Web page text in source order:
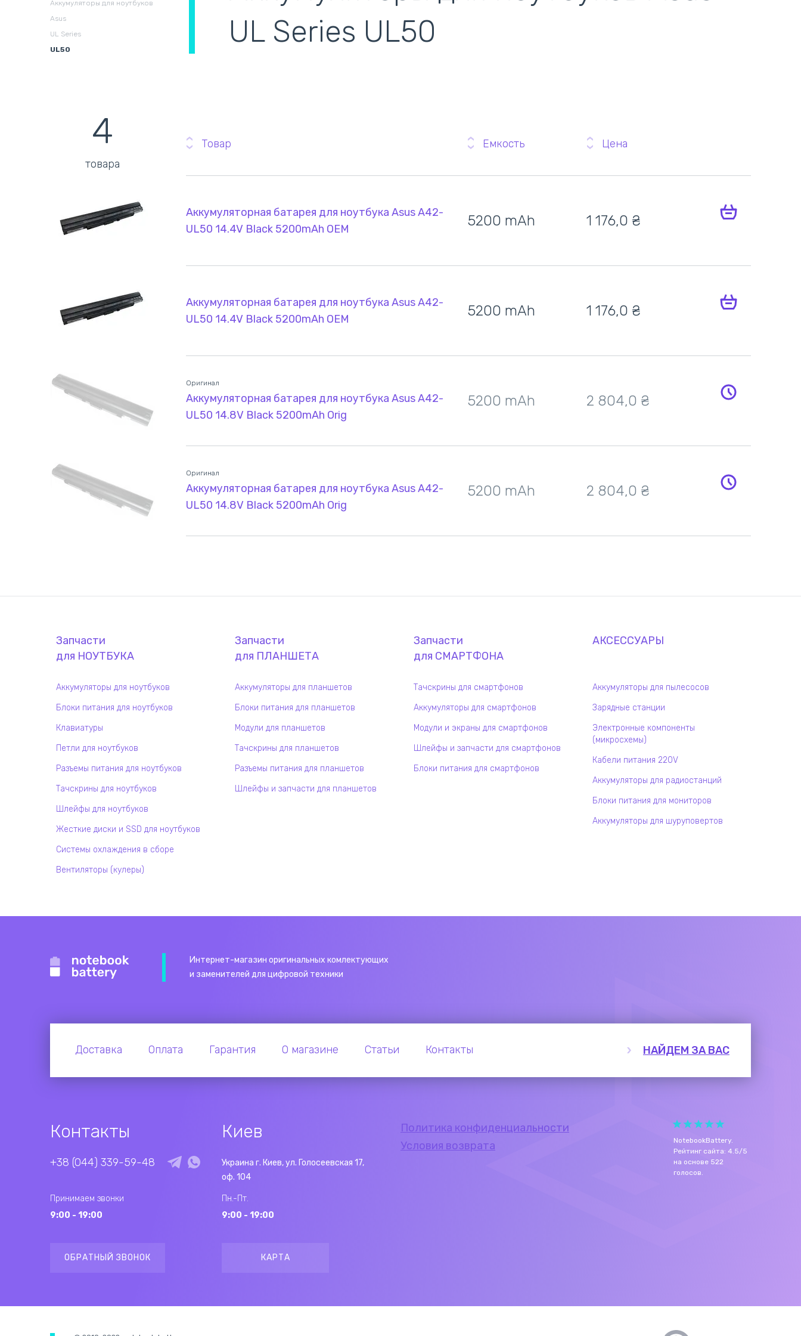
охлаждения в сборе
Аккумуляторы для ноутбуков
Asus
UL Series
UL50
UL Series UL50
4
товара
Товар Емкость Цена
Аккумуляторная батарея для ноутбука Asus A42-
UL50 14.4V Black 5200mAh OEM
5200 mAh 1 176,0 ₴
Аккумуляторная батарея для ноутбука Asus A42-
UL50 14.4V Black 5200mAh OEM
5200 mAh 1 176,0 ₴
Оригинал
Аккумуляторная батарея для ноутбука Asus A42-
UL50 14.8V Black 5200mAh Orig
5200 mAh 2 804,0 ₴
Оригинал
Аккумуляторная батарея для ноутбука Asus A42-
UL50 14.8V Black 5200mAh Orig
5200 mAh 2 804,0 ₴
Запчасти
для НОУТБУКА
Аккумуляторы для ноутбуков
Блоки питания для ноутбуков
Клавиатуры
Петли для ноутбуков
Разъемы питания для ноутбуков
Тачскрины для ноутбуков
Шлейфы для ноутбуков
Жесткие диски и SSD для ноутбуков
Системы охлаждения в сборе
Вентиляторы (кулеры)
Запчасти
для ПЛАНШЕТА
Аккумуляторы для планшетов
Блоки питания для планшетов
Модули для планшетов
Тачскрины для планшетов
Разъемы питания для планшетов
Шлейфы и запчасти для планшетов
Запчасти
для СМАРТФОНА
Тачскрины для смартфонов
Аккумуляторы для смартфонов
Модули и экраны для смартфонов
Шлейфы и запчасти для смартфонов
Блоки питания для смартфонов
АКСЕССУАРЫ
Аккумуляторы для пылесосов
Зарядные станции
Электронные компоненты
(микросхемы)
Кабели питания 220V
Аккумуляторы для радиостанций
Блоки питания для мониторов
Аккумуляторы для шуруповертов
Интернет-магазин оригинальных комлектующих
и заменителей для цифровой техники
Доставка Оплата Гарантия О магазине Статьи Контакты НАЙДЕМ ЗА ВАС
Контакты
+38 (044) 339-59-48
Принимаем звонки
9:00 - 19:00
ОБРАТНЫЙ ЗВОНОК
Киев
Украина г. Киев, ул. Голосеевская 17,
оф. 104
Пн.-Пт.
9:00 - 19:00
КАРТА
Политика конфиденциальности
Условия возврата
NotebookBattery.
Рейтинг сайта: 4.5/5
на основе 522
голосов.